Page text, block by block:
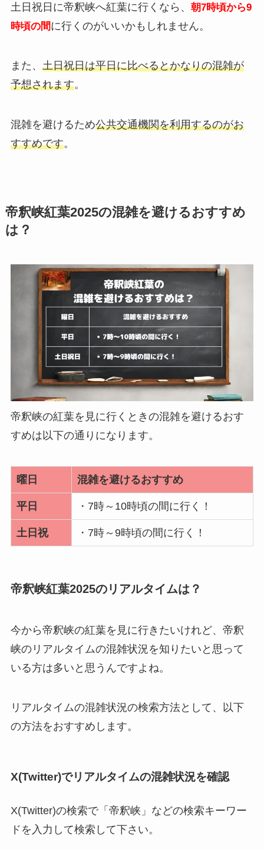
土日祝日に帝釈峡へ紅葉に行くなら、 朝7時頃から9
時頃の間に行くのがいいかもしれません。
また、 土日祝日は平日に比べるとかなりの混雑が
予想されます。
混雑を避けるため公共交通機関を利用するのがお
すすめです。
帝釈峡紅葉2025の混雑を避けるおすすめ
は？
帝釈峡の紅葉を見に行くときの混雑を避けるおす
すめは以下の通りになります。
曜日 混雑を避けるおすすめ
平日 ・7時～10時頃の間に行く！
土日祝 ・7時～9時頃の間に行く！
帝釈峡紅葉2025のリアルタイムは？
今から帝釈峡の紅葉を見に行きたいけれど、帝釈
峡のリアルタイムの混雑状況を知りたいと思って
いる方は多いと思うんですよね。
リアルタイムの混雑状況の検索方法として、以下
の方法をおすすめします。
X(Twitter)でリアルタイムの混雑状況を確認
X(Twitter)の検索で「帝釈峡」などの検索キーワー
ドを入力して検索して下さい。